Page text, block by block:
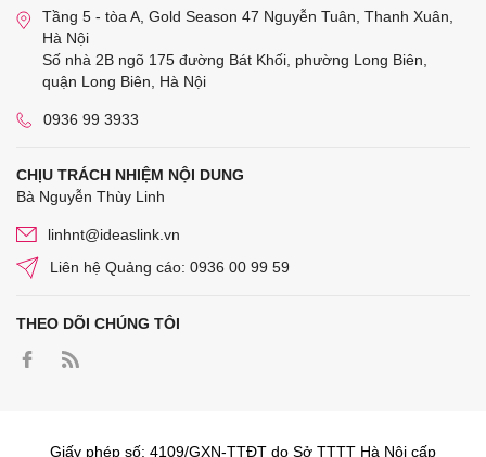
Tầng 5 - tòa A, Gold Season 47 Nguyễn Tuân, Thanh Xuân,
Hà Nội
Số nhà 2B ngõ 175 đường Bát Khối, phường Long Biên,
quận Long Biên, Hà Nội
0936 99 3933
CHỊU TRÁCH NHIỆM NỘI DUNG
Bà Nguyễn Thùy Linh
linhnt@ideaslink.vn
Liên hệ Quảng cáo: 0936 00 99 59
THEO DÕI CHÚNG TÔI
Giấy phép số: 4109/GXN-TTĐT do Sở TTTT Hà Nội cấp